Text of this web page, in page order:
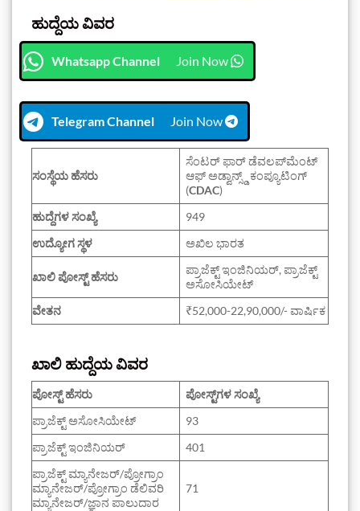
ಹುದ್ದೆಯ ವಿವರ
Whatsapp Channel Join Now
Telegram Channel Join Now
ಸಂಸ್ಥೆಯ ಹೆಸರು
ಸೆಂಟರ್ ಫಾರ್ ಡೆವಲಪ್‌ಮೆಂಟ್
ಆಫ್ ಅಡ್ವಾನ್ಸ್ಡ್ ಕಂಪ್ಯೂಟಿಂಗ್
(CDAC)
ಹುದ್ದೆಗಳ ಸಂಖ್ಯೆ
949
ಉದ್ಯೋಗ ಸ್ಥಳ
ಅಖಿಲ ಭಾರತ
ಖಾಲಿ ಪೋಸ್ಟ್ ಹೆಸರು
ಪ್ರಾಜೆಕ್ಟ್ ಇಂಜಿನಿಯರ್, ಪ್ರಾಜೆಕ್ಟ್
ಅಸೋಸಿಯೇಟ್
ವೇತನ
₹52,000-22,90,000/- ವಾರ್ಷಿಕ
ಖಾಲಿ ಹುದ್ದೆಯ ವಿವರ
ಪೋಸ್ಟ್ ಹೆಸರು
ಪೋಸ್ಟ್‌ಗಳ ಸಂಖ್ಯೆ
ಪ್ರಾಜೆಕ್ಟ್ ಅಸೋಸಿಯೇಟ್
93
ಪ್ರಾಜೆಕ್ಟ್ ಇಂಜಿನಿಯರ್
401
ಪ್ರಾಜೆಕ್ಟ್ ಮ್ಯಾನೇಜರ್/ಪ್ರೋಗ್ರಾಂ
ಮ್ಯಾನೇಜರ್/ಪ್ರೋಗ್ರಾಂ ಡೆಲಿವರಿ
ಮ್ಯಾನೇಜರ್/ಜ್ಞಾನ ಪಾಲುದಾರ
71